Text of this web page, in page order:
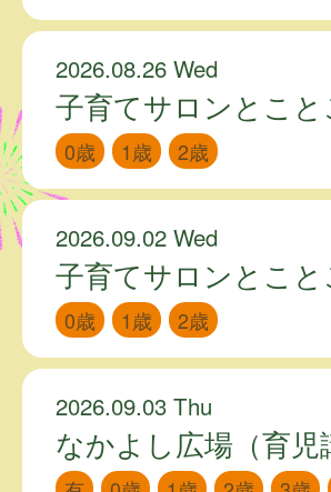
2026.08.26 Wed
子育てサロンとこ
0歳 1歳 2歳
2026.09.02 Wed
子育てサロンとこ
0歳 1歳 2歳
2026.09.03 Thu
なかよし広場（育児